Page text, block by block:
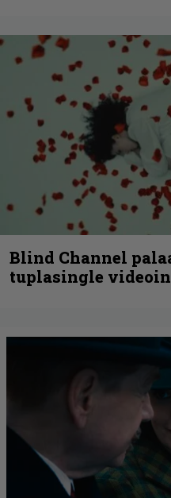
Blind Channel
tuplasingle